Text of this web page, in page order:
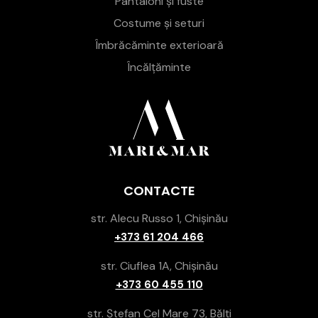
Costume și seturi
Îmbrăcăminte exterioară
Încălțăminte
CONTACTE
str. Alecu Russo 1, Chișinău
+373 61 204 466
str. Ciuflea 1A, Chișinău
+373 60 455 110
str. Ștefan Cel Mare 73, Bălți